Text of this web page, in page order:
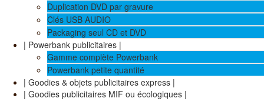
Duplication DVD par gravure
Clés USB AUDIO
Packaging seul CD et DVD
| Powerbank publicitaires |
Gamme complète Powerbank
Powerbank petite quantité
| Goodies & objets publicitaires express |
| Goodies publicitaires MIF ou écologiques |